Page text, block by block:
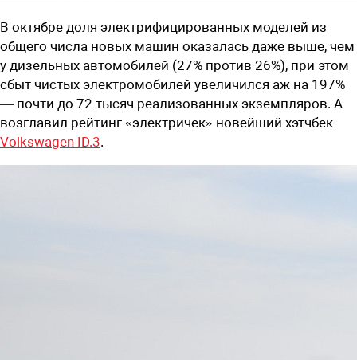
В октябре доля электрифицированных моделей из
общего числа новых машин оказалась даже выше, чем
у дизельных автомобилей (27% против 26%), при этом
сбыт чистых электромобилей увеличился аж на 197%
— почти до 72 тысяч реализованных экземпляров. А
возглавил рейтинг «электричек» новейший хэтчбек
Volkswagen ID.3.